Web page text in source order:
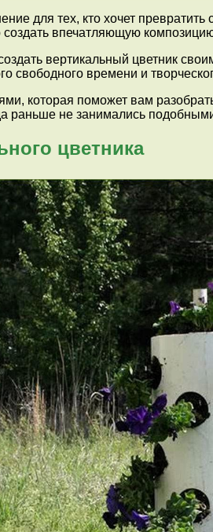
для тех, кто хочет
впечатляющую
вертикальный цветник
свободного времени и
которая поможет вам
раньше не занимались
цветника